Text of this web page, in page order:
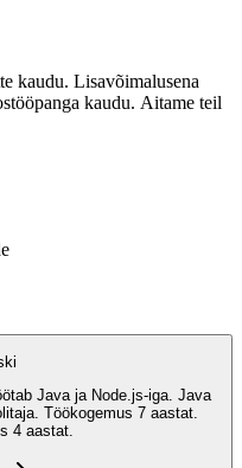
kaudu. Lisavõimalusena
kaudu. Aitame teil
Java ja Node.js-iga. Java
Töökogemus 7 aastat.
4 aastat.